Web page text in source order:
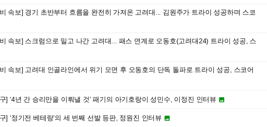
속보] 경기 초반부터 흐름을 완전히 가져온 고려대... 김원주가 트라이 성공하며 스코
속보] 스크럼으로 밀고 나간 고려대... 패스 연계로 오동호(고려대24) 트라이 성공, 스
속보] 고려대 인골라인에서 위기 모면 후 오동호의 단독 돌파로 트라이 성공, 스코어
] ‘4년 간 승리만을 이뤄낼 것’ 패기의 아기호랑이 성민수, 이정진 인터뷰 
] ‘정기전 베테랑’의 세 번째 선발 등판, 정원진 인터뷰 